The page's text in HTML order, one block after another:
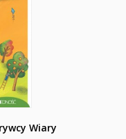
Wiary